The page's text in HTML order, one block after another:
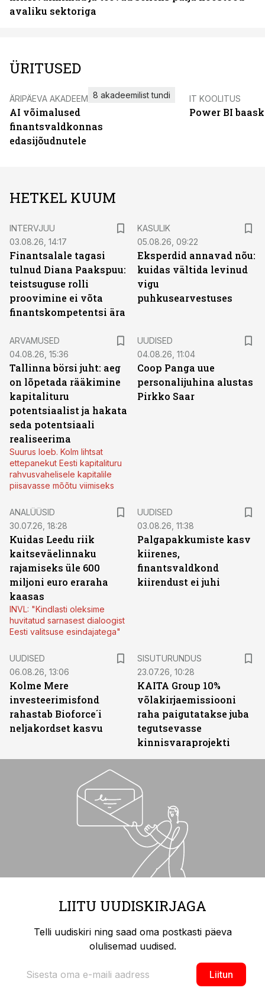
avaliku sektoriga
ÜRITUSED
ÄRIPÄEVA AKADEEMIA
AI võimalused
finantsvaldkonnas
edasijõudnutele
8 akadeemilist tundi IT KOOLITUS
Power BI
HETKEL KUUM
INTERVJUU
03.08.26, 14:17
Finantsalale tagasi
tulnud Diana Paakspuu:
teistsuguse rolli
proovimine ei võta
finantskompetentsi ära
KASULIK
05.08.26, 09:22
Eksperdid annavad nõu:
kuidas vältida levinud
vigu
puhkusearvestuses
ARVAMUSED
04.08.26, 15:36
Tallinna börsi juht: aeg
on lõpetada rääkimine
kapitalituru
potentsiaalist ja hakata
seda potentsiaali
realiseerima
Suurus loeb. Kolm lihtsat
ettepanekut Eesti kapitalituru
rahvusvahelisele kapitalile
piisavasse mõõtu viimiseks
UUDISED
04.08.26, 11:04
Coop Panga uue
personalijuhina alustas
Pirkko Saar
ANALÜÜSID
30.07.26, 18:28
Kuidas Leedu riik
kaitseväelinnaku
rajamiseks üle 600
miljoni euro eraraha
kaasas
INVL: "Kindlasti oleksime
huvitatud sarnasest dialoogist
Eesti valitsuse esindajatega"
UUDISED
03.08.26, 11:38
Palgapakkumiste kasv
kiirenes,
finantsvaldkond
kiirendust ei juhi
UUDISED
06.08.26, 13:06
Kolme Mere
investeerimisfond
rahastab Bioforce´i
neljakordset kasvu
SISUTURUNDUS
23.07.26, 10:28
KAITA Group 10%
võlakirjaemissiooni
raha paigutatakse juba
tegutsevasse
kinnisvaraprojekti
LIITU UUDISKIRJAGA
Telli uudiskiri ning saad oma postkasti päeva
olulisemad uudised.
Liitun